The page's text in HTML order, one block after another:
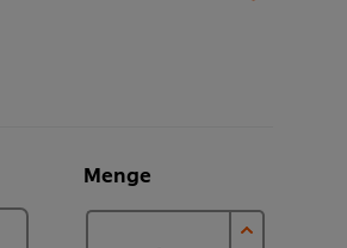
Menge